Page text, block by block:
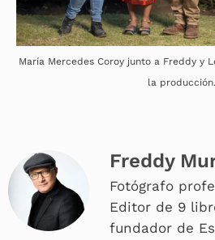
María Mercedes Coroy junto a Freddy y
la producción.
Freddy
Fotógrafo
Editor de 9
fundador de